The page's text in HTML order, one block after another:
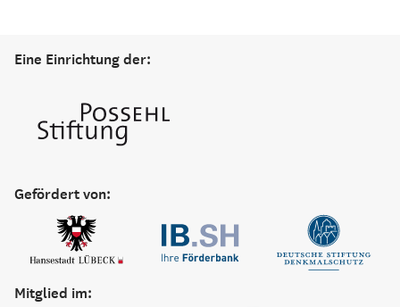
Eine Einrichtung der:
Gefördert von:
Mitglied im: